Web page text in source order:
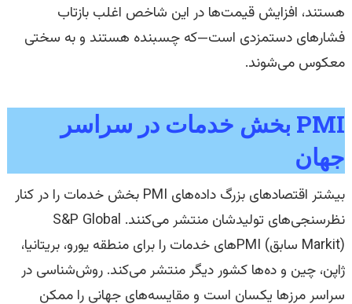
هستند، افزایش قیمت‌ها در این شاخص اغلب بازتاب
فشارهای دستمزدی است—که چسبنده هستند و به سختی
معکوس می‌شوند.
PMI بخش خدمات در سراسر
جهان
بیشتر اقتصادهای بزرگ داده‌های PMI بخش خدمات را در کنار
نظرسنجی‌های تولیدشان منتشر می‌کنند. S&P Global
(Markit سابق) PMIهای خدمات را برای منطقه یورو، بریتانیا،
ژاپن، چین و ده‌ها کشور دیگر منتشر می‌کند. روش‌شناسی در
سراسر مرزها یکسان است و مقایسه‌های جهانی را ممکن